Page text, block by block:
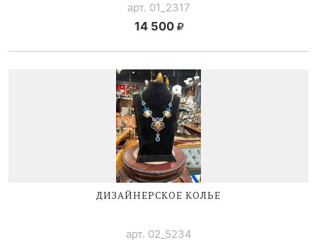
арт. 01_2317
14 500
ДИЗАЙНЕРСКОЕ КОЛЬЕ
арт. 02_5234